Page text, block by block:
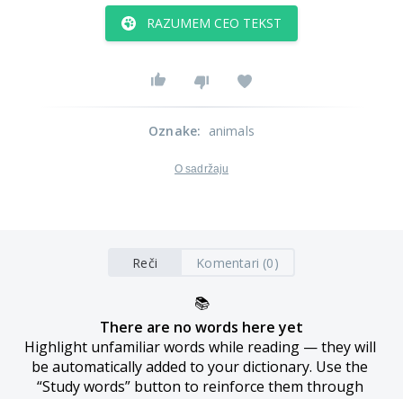
RAZUMEM CEO TEKST
Oznake: animals
O sadržaju
Reči Komentari (0)
📚
There are no words here yet
Highlight unfamiliar words while reading — they will
be automatically added to your dictionary. Use the
“Study words” button to reinforce them through